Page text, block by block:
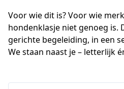
Voor wie dit is? Voor wie
hondenklasje niet genoeg is.
gerichte begeleiding, in een
We staan naast je – letterlijk